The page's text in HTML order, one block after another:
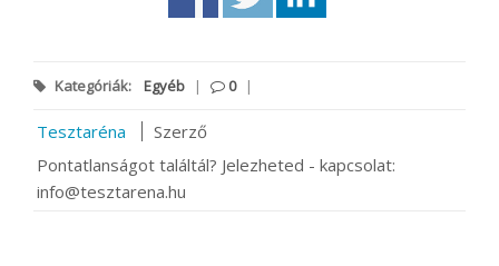
Kategóriák: Egyéb | 0 |
Tesztaréna
Szerző
Pontatlanságot találtál? Jelezheted - kapcsolat:
info@tesztarena.hu